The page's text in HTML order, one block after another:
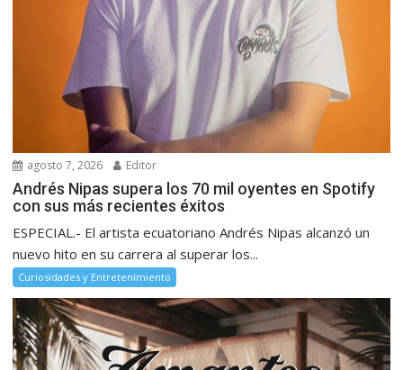
agosto 7, 2026 Editor
Andrés Nipas supera los 70 mil oyentes en Spotify
con sus más recientes éxitos
ESPECIAL.- El artista ecuatoriano Andrés Nipas alcanzó un
nuevo hito en su carrera al superar los...
Curiosidades y Entretenimiento